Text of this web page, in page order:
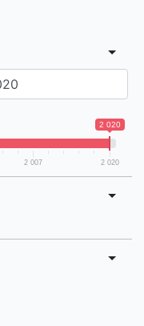
2 020
2 007 2 020